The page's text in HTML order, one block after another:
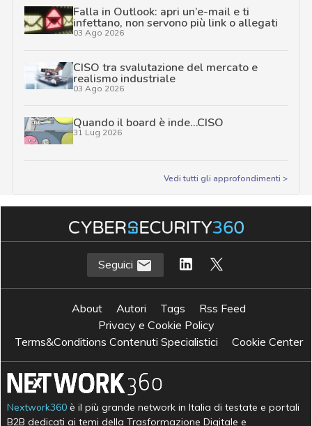
Falla in Outlook: apri un’e-mail e ti
infettano, non servono più link o allegati
03 Ago 2026
CISO tra svalutazione del mercato e
realismo industriale
03 Ago 2026
Quando il board è inde…CISO
31 Lug 2026
Vedi tutti gli approfondimenti >
Seguici
About Autori Tags
Rss Feed
Privacy e Cookie Policy
Terms&Conditions Contenuti Specialistici
Cookie Center
Nextwork360 è il più grande network in Italia di testate e portali
B2B dedicati ai temi della Trasformazione Digitale e